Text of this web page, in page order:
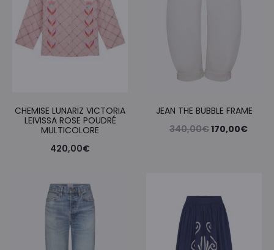
CHEMISE LUNARIZ VICTORIA
LEIVISSA ROSE POUDRÉ
MULTICOLORE
420,00€
JEAN THE BUBBLE FRAME
340,00€Le
340,00€.
170,00€